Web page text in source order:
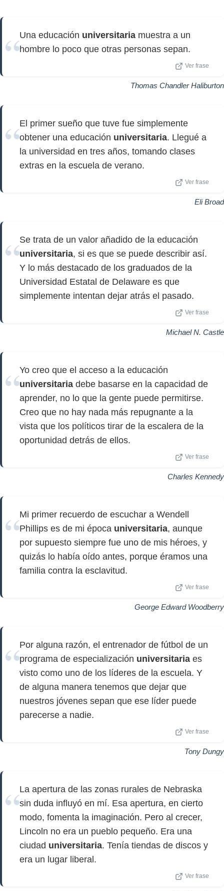
Una educación universitaria muestra a un
hombre lo poco que otras personas sepan.
Ver frase
Thomas Chandler Haliburton
El primer sueño que tuve fue simplemente
obtener una educación universitaria. Llegué a
la universidad en tres años, tomando clases
extras en la escuela de verano.
Ver frase
Eli Broad
Se trata de un valor añadido de la educación
universitaria, si es que se puede describir así.
Y lo más destacado de los graduados de la
Universidad Estatal de Delaware es que
simplemente intentan dejar atrás el pasado.
Ver frase
Michael N. Castle
Yo creo que el acceso a la educación
universitaria debe basarse en la capacidad de
aprender, no lo que la gente puede permitirse.
Creo que no hay nada más repugnante a la
vista que los políticos tirar de la escalera de la
oportunidad detrás de ellos.
Ver frase
Charles Kennedy
Mi primer recuerdo de escuchar a Wendell
Phillips es de mi época universitaria, aunque
por supuesto siempre fue uno de mis héroes, y
quizás lo había oído antes, porque éramos una
familia contra la esclavitud.
Ver frase
George Edward Woodberry
Por alguna razón, el entrenador de fútbol de un
programa de especialización universitaria es
visto como uno de los líderes de la escuela. Y
de alguna manera tenemos que dejar que
nuestros jóvenes sepan que ese líder puede
parecerse a nadie.
Ver frase
Tony Dungy
La apertura de las zonas rurales de Nebraska
sin duda influyó en mí. Esa apertura, en cierto
modo, fomenta la imaginación. Pero al crecer,
Lincoln no era un pueblo pequeño. Era una
ciudad universitaria. Tenía tiendas de discos y
era un lugar liberal.
Ver frase